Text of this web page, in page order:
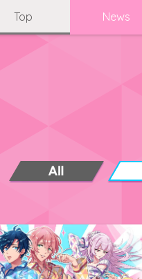
Top News